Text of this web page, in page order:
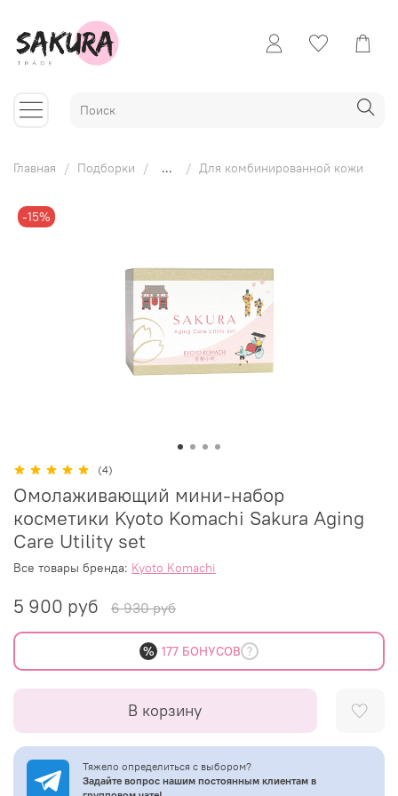
Главная Подборки ... Для комбинированной кожи
-15%
(4)
Омолаживающий мини-набор
косметики Kyoto Komachi Sakura Aging
Care Utility set
Все товары бренда: Kyoto Komachi
5 900 руб 6 930 руб
% 177 БОНУСОВ
В корзину
Тяжело определиться с выбором?
Задайте вопрос нашим постоянным клиентам в